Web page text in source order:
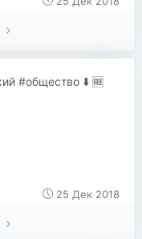
#общество ⬇️ 🆓
25 Дек 2018